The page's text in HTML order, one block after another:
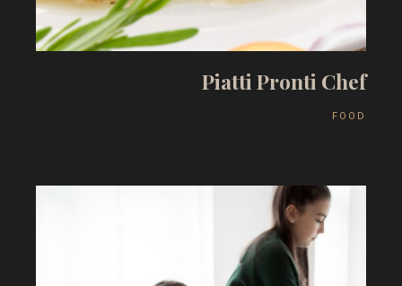
Piatti Pronti Chef
F O O D